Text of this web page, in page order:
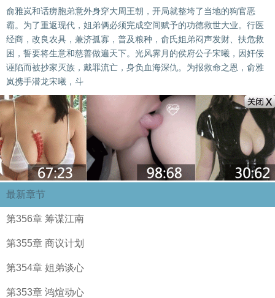
俞雅岚和话痨胞弟意外身穿大周王朝，开局就整垮了当地的狗官恶
霸。为了重返现代，姐弟俩必须完成空间赋予的功德救世大业。行医
经商，改良农具，兼济孤寡，普及粮种，俞氏姐弟闷声发财、扶危救
困，誓要将生意和慈善做遍天下。光风霁月的侯府公子宋曦，因奸佞
诬陷而被抄家灭族，戴罪流亡，身负血海深仇。为报救命之恩，俞雅
岚携手潜龙宋曦，斗
最新章节
第356章 筹谋江南
第355章 商议计划
第354章 姐弟谈心
第353章 鸿煊动心